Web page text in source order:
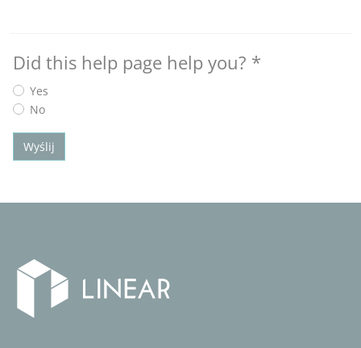
Did this help page help you? *
Yes
No
Wyślij